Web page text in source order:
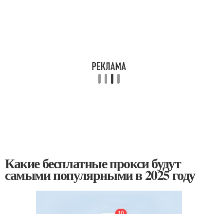
Какие бесплатные прокси будут
самыми популярными в 2025 году